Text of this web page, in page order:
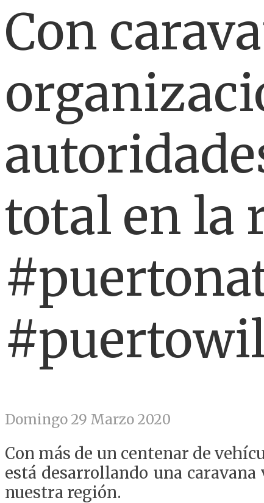
Con
total en la
Domingo 29 Marzo 2020
Con más de un centenar de
está desarrollando una
nuestra región.